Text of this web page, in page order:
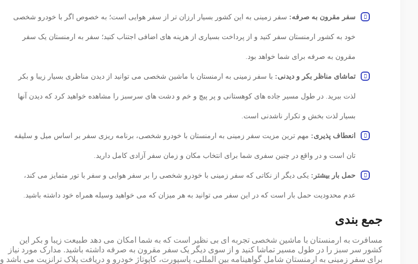
سفر مقرون به صرفه: سفر زمینی به این کشور بسیار ارزان تر از سفر هوایی است؛ به خصوص اگر با خودرو شخصی
خود به کشور ارمنستان سفر کنید و از پرداخت بسیاری از هزینه های اضافی اجتناب کنید؛ سفر به ارمنستان یک سفر
مقرون به صرفه برای شما خواهد بود.
تماشای مناظر بکر و دیدنی: با سفر زمینی به ارمنستان با ماشین شخصی می توانید از دیدن مناظری بسیار زیبا و بکر
لذت ببرید.‌ در طول مسیر جاده ‌های کوهستانی و پر پیچ و خم و دشت‌ های سرسبز را مشاهده خواهید کرد که دیدن آنها
بسیار لذت بخش و تکرار ناشدنی است.‌
انعطاف‌ پذیری: مهم ترین مزیت سفر زمینی به ارمنستان با خودرو شخصی، برنامه ریزی سفر بر اساس میل و سلیقه
تان است و در واقع در چنین سفری شما برای انتخاب مکان و زمان سفر آزادی کامل دارید.
حمل بار بیشتر: یکی دیگر از نکاتی که سفر زمینی با خودرو شخصی را بر سفر هوایی و سفر با تور متمایز می کند،
عدم محدودیت حمل بار است که در این سفر می توانید به هر میزان که می خواهید وسیله همراه خود داشته باشید.
جمع بندی
مسافرت به ارمنستان با ماشین شخصی تجربه ای بی نظیر است که به شما امکان می دهد طبیعت زیبا و بکر این
کشور سر سبز را در طول مسیر تماشا کنید و از سوی دیگر یک سفر مقرون به صرفه داشته باشید. مدارک مورد نیاز
برای سفر زمینی به ارمنستان شامل گواهینامه بین المللی، پاسپورت، کاپوتاژ خودرو و دریافت پلاک ترانزیت می باشد و